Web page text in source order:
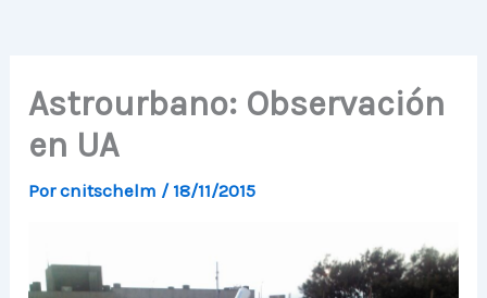
Astrourbano: Observación
en UA
Porcnitschelm / 18/11/2015